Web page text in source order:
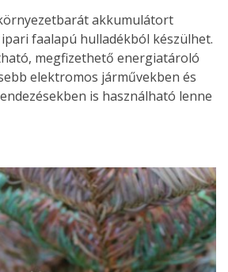
akkumulátort
faalapú hulladékból készülhet.
megfizethető energiatároló
elektromos járművekben és
is használható lenne